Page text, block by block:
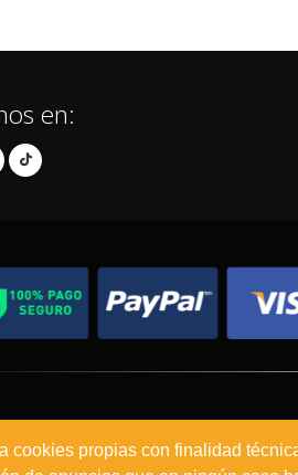
cookies propias con finalidad
en: